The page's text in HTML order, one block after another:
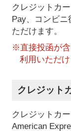
クレジットカ
Pay、コンビニ
ただけます。
※直接投函が
利用いただけ
クレジット
クレジットカ
American